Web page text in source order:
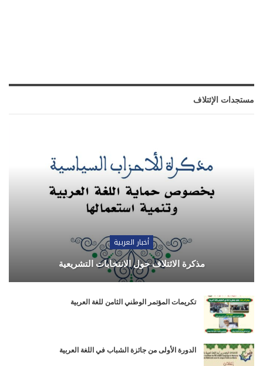
مستجدات الإئتلاف
أخبار العربية
مذكرة الائتلاف حول الانتخابات التشريعية
تكريمات المؤتمر الوطني الثامن للغة العربية
الدورة الأولى من جائزة الشباب في اللغة العربية